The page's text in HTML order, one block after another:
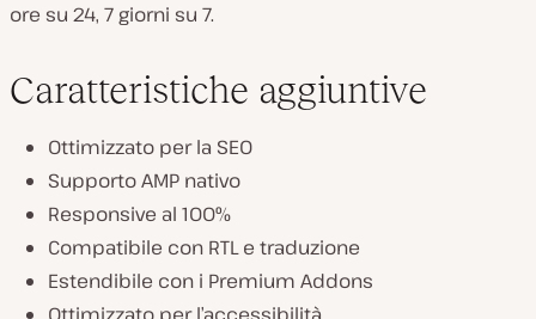
ore su 24, 7 giorni su 7.
Caratteristiche aggiuntive
Ottimizzato per la SEO
Supporto AMP nativo
Responsive al 100%
Compatibile con RTL e traduzione
Estendibile con i Premium Addons